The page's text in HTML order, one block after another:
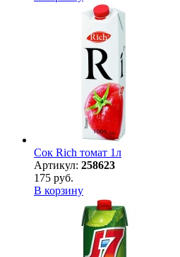
Сок Rich томат 1л
Артикул: 258623
175 руб.
В корзину